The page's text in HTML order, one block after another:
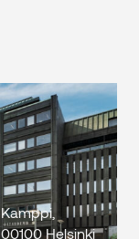
Kamppi,
00100 Helsinki